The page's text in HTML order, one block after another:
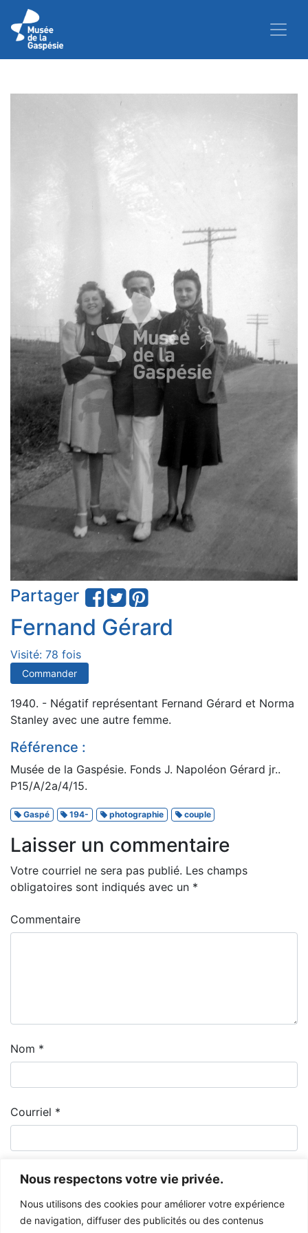
Nous respectons votre vie privée.
Nous utilisons des cookies pour améliorer votre expérience
de navigation, diffuser des publicités ou des contenus
Partager
Fernand Gérard
Visité: 78 fois
Commander
1940. - Négatif représentant Fernand Gérard et Norma
Stanley avec une autre femme.
Référence :
Musée de la Gaspésie. Fonds J. Napoléon Gérard jr..
P15/A/2a/4/15.
Gaspé 194- photographie couple
Laisser un commentaire
Votre courriel ne sera pas publié. Les champs
obligatoires sont indiqués avec un *
Commentaire
Nom *
Courriel *